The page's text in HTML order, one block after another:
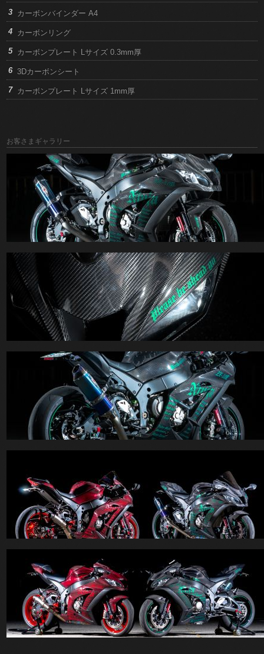
カーボンバインダー A4
カーボンリング
カーボンプレート Lサイズ 0.3mm厚
3Dカーボンシート
カーボンプレート Lサイズ 1mm厚
お客さまギャラリー